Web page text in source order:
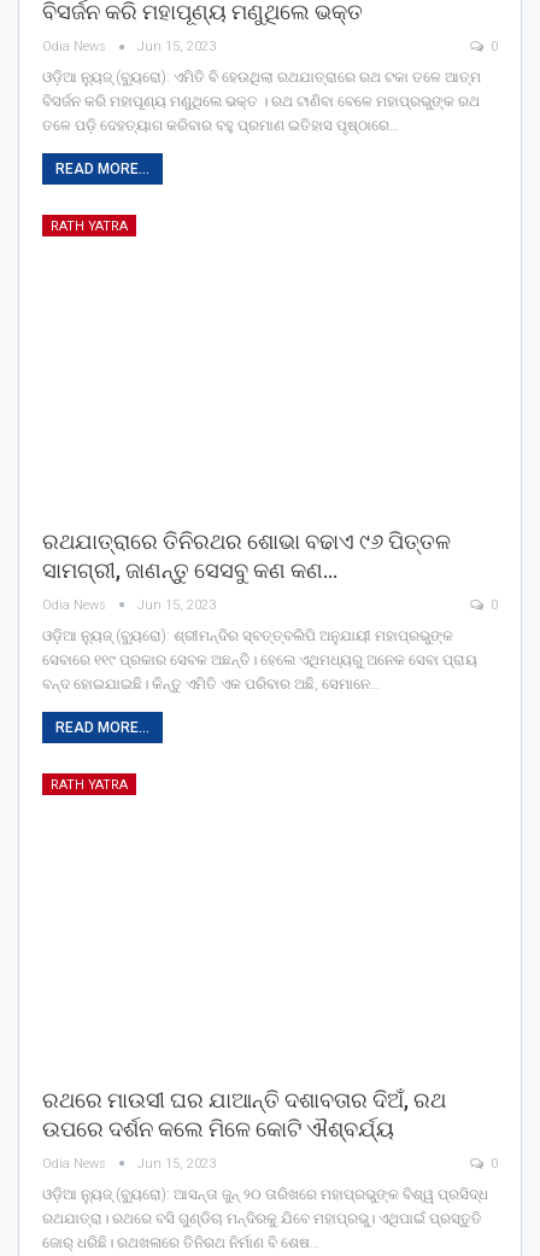
ବିସର୍ଜନ କରି ମହାପୂଣ୍ୟ ମଣୁଥିଲେ ଭକ୍ତ
Odia News Jun 15, 2023 0
ଓଡ଼ିଆ ନ୍ୟୁଜ୍ (ବ୍ୟୁରୋ): ଏମିତି ବି ହେଉଥିଲା ରଥଯାତ୍ରାରେ ରଥ ଟକା ତଳେ ଆତ୍ମ
ବିସର୍ଜନ କରି ମହାପୂଣ୍ୟ ମଣୁଥିଲେ ଭକ୍ତ । ରଥ ଟାଣିବା ବେଳେ ମହାପ୍ରଭୁଙ୍କ ରଥ
ତଳେ ପଡ଼ି ଦେହତ୍ୟାଗ କରିବାର ବହୁ ପ୍ରମାଣ ଇତିହାସ ପୃଷ୍ଠାରେ…
READ MORE...
RATH YATRA
ରଥଯାତ୍ରାରେ ତିନିରଥର ଶୋଭା ବଢାଏ ୯୬ ପିତ୍ତଳ
ସାମଗ୍ରୀ, ଜାଣନ୍ତୁ ସେସବୁ କଣ କଣ…
Odia News Jun 15, 2023 0
ଓଡ଼ିଆ ନ୍ୟୁଜ୍ (ବ୍ୟୁରୋ): ଶ୍ରୀମନ୍ଦିର ସ୍ବତ୍ତ୍ବଲିପି ଅନୁଯାୟୀ ମହାପ୍ରଭୁଙ୍କ
ସେବାରେ ୧୧୯ ପ୍ରକାର ସେବକ ଅଛନ୍ତି। ହେଲେ ଏଥିମଧ୍ୟରୁ ଅନେକ ସେବା ପ୍ରାୟ
ବନ୍ଦ ହୋଇଯାଇଛି। କିନ୍ତୁ ଏମିତି ଏକ ପରିବାର ଅଛି, ସେମାନେ…
READ MORE...
RATH YATRA
ରଥରେ ମାଉସୀ ଘର ଯାଆନ୍ତି ଦଶାବତାର ଦିଅଁ, ରଥ
ଉପରେ ଦର୍ଶନ କଲେ ମିଳେ କୋଟି ଐଶ୍ବର୍ଯ୍ୟ
Odia News Jun 15, 2023 0
ଓଡ଼ିଆ ନ୍ୟୁଜ୍ (ବ୍ୟୁରୋ): ଆସନ୍ତା ଜୁନ୍ ୨୦ ତାରିଖରେ ମହାପ୍ରଭୁଙ୍କ ବିଶ୍ୱ ପ୍ରସିଦ୍ଧ
ରଥଯାତ୍ରା। ରଥରେ ବସି ଗୁଣ୍ଡିଚା ମନ୍ଦିରକୁ ଯିବେ ମହାପ୍ରଭୁ। ଏଥିପାଇଁ ପ୍ରସ୍ତୁତି
ଜୋର୍‌ ଧରିଛି। ରଥଖଳାରେ ତିନିରଥ ନିର୍ମାଣ ବି ଶେଷ…